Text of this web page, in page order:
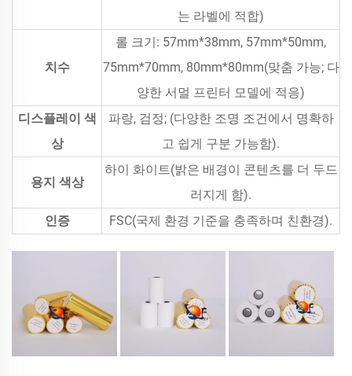
는 라벨에 적합)
치수
롤 크기: 57mm*38mm, 57mm*50mm,
75mm*70mm, 80mm*80mm(맞춤 가능; 다
양한 서멀 프린터 모델에 적응)
디스플레이 색
상
파랑, 검정; (다양한 조명 조건에서 명확하
고 쉽게 구분 가능함).
용지 색상
하이 화이트(밝은 배경이 콘텐츠를 더 두드
러지게 함).
인증
FSC(국제 환경 기준을 충족하며 친환경).